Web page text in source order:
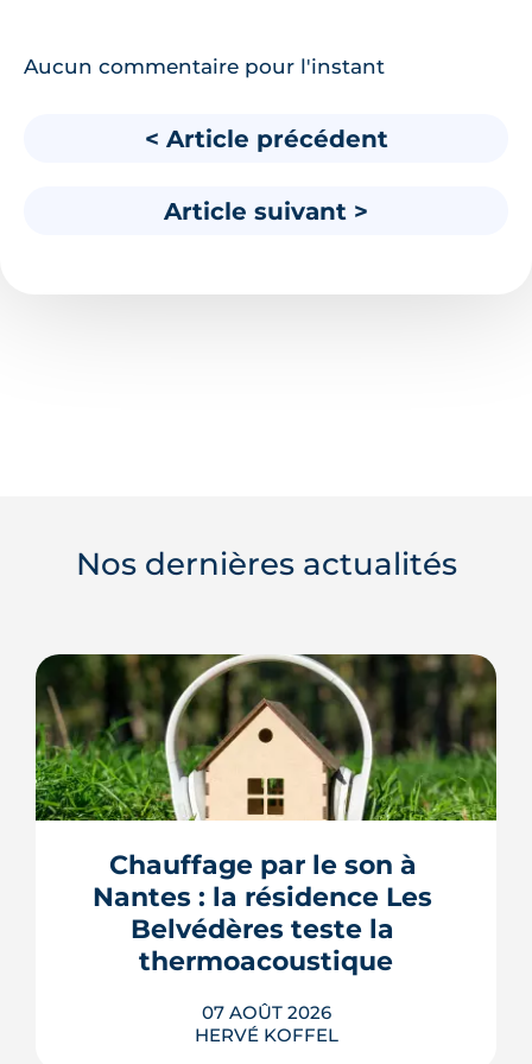
Aucun commentaire pour l'instant
< Article précédent
Article suivant >
Nos dernières actualités
Chauffage par le son à
Nantes : la résidence Les
Belvédères teste la
thermoacoustique
07 AOÛT 2026
HERVÉ KOFFEL